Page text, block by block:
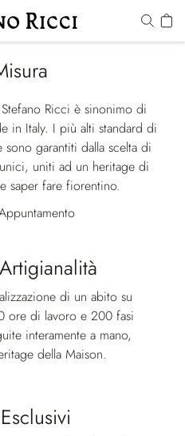
Ricci è sinonimo di
in Italy. I più alti standard di
garantiti dalla scelta di
uniti ad un heritage di
saper fare fiorentino.
di un abito su
ore di lavoro e 200 fasi
interamente a mano,
della Maison.